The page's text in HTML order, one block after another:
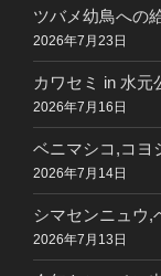
ツバメ幼鳥への
2026年7月23日
カワセミ in 水元
2026年7月16日
ベニマシコ,コヨ
2026年7月14日
シマセンニュウ
2026年7月13日